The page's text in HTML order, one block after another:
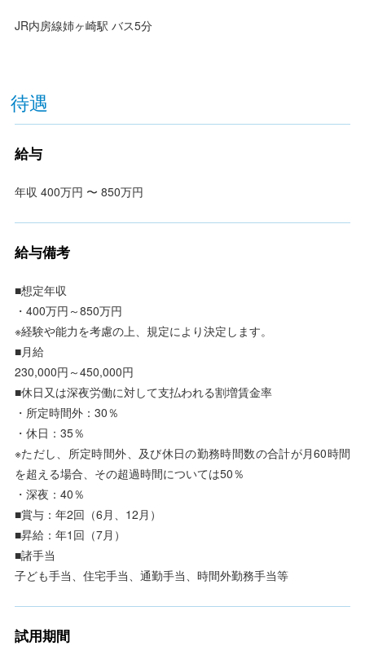
JR内房線姉ヶ崎駅 バス5分
待遇
給与
年収 400万円 〜 850万円
給与備考
■想定年収
・400万円～850万円
※経験や能力を考慮の上、規定により決定します。
■月給
230,000円～450,000円
■休日又は深夜労働に対して支払われる割増賃金率
・所定時間外：30％
・休日：35％
※ただし、所定時間外、及び休日の勤務時間数の合計が月60時間
を超える場合、その超過時間については50％
・深夜：40％
■賞与：年2回（6月、12月）
■昇給：年1回（7月）
■諸手当
子ども手当、住宅手当、通勤手当、時間外勤務手当等
試用期間